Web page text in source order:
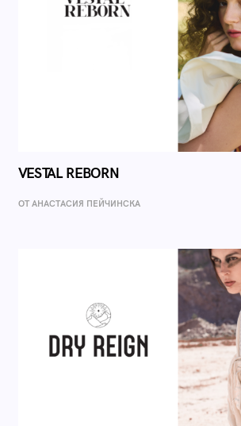
VESTAL REBORN
ОТ AНАСТАСИЯ ПЕЙЧИНСКА